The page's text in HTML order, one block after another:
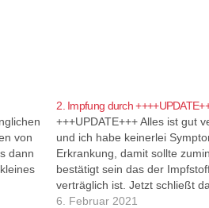
von
dann
2. Impfung durch
+++UPDATE+++ Alles ist gut
und ich habe keinerlei
Erkrankung, damit sollte
bestätigt sein das der
verträglich ist. Jetzt schließt
ihr wollt :D Wie ihr ja alle
6. Februar 2021